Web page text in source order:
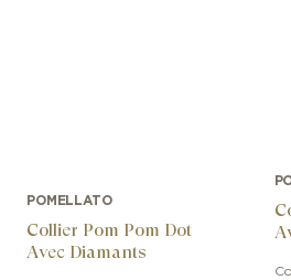
POMELLATO
Collier Pom Pom Dot
Avec Diamants